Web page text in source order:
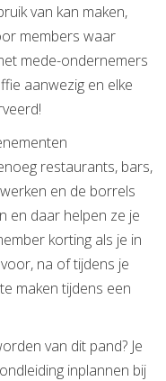
van kan maken,
members waar
mede-ondernemers
aanwezig en elke
restaurants, bars,
en de borrels
en daar helpen ze je
korting als je in
na of tijdens je
maken tijdens een
van dit pand? Je
inplannen bij